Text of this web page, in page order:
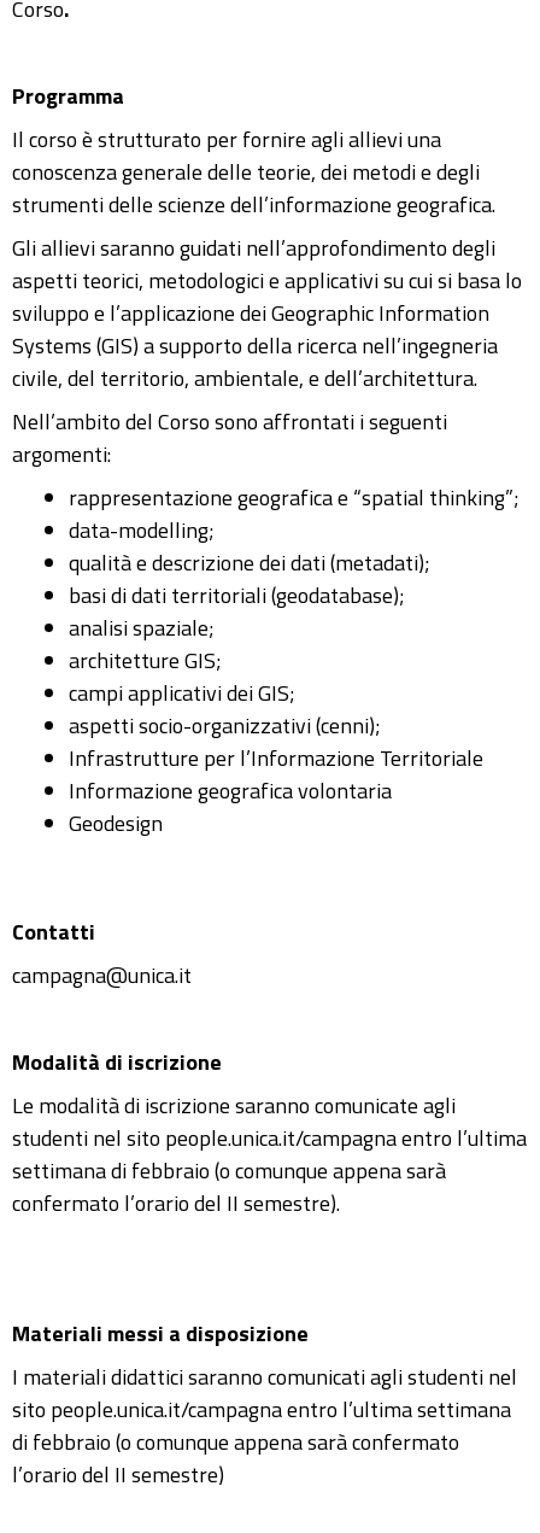
Corso.
Programma
Il corso è strutturato per fornire agli allievi una
conoscenza generale delle teorie, dei metodi e degli
strumenti delle scienze dell’informazione geografica.
Gli allievi saranno guidati nell’approfondimento degli
aspetti teorici, metodologici e applicativi su cui si basa lo
sviluppo e l’applicazione dei Geographic Information
Systems (GIS) a supporto della ricerca nell’ingegneria
civile, del territorio, ambientale, e dell’architettura.
Nell’ambito del Corso sono affrontati i seguenti
argomenti:
rappresentazione geografica e “spatial thinking”;
data-modelling;
qualità e descrizione dei dati (metadati);
basi di dati territoriali (geodatabase);
analisi spaziale;
architetture GIS;
campi applicativi dei GIS;
aspetti socio-organizzativi (cenni);
Infrastrutture per l’Informazione Territoriale
Informazione geografica volontaria
Geodesign
Contatti
campagna@unica.it
Modalità di iscrizione
Le modalità di iscrizione saranno comunicate agli
studenti nel sito people.unica.it/campagna entro l’ultima
settimana di febbraio (o comunque appena sarà
confermato l’orario del II semestre).
Materiali messi a disposizione
I materiali didattici saranno comunicati agli studenti nel
sito people.unica.it/campagna entro l’ultima settimana
di febbraio (o comunque appena sarà confermato
l’orario del II semestre)